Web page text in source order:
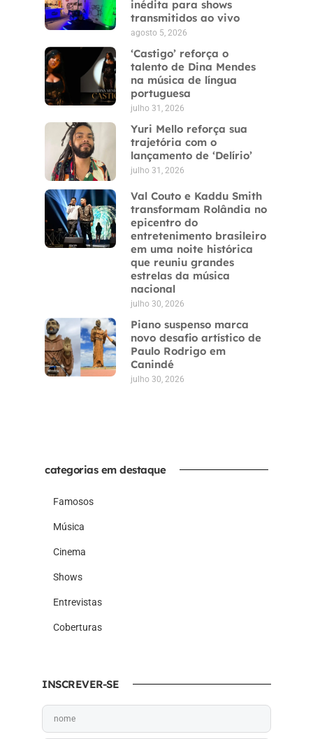
inédita para shows
transmitidos ao vivo
agosto 5, 2026
‘Castigo’ reforça o
talento de Dina Mendes
na música de língua
portuguesa
julho 31, 2026
Yuri Mello reforça sua
trajetória com o
lançamento de ‘Delírio’
julho 31, 2026
Val Couto e Kaddu Smith
transformam Rolândia no
epicentro do
entretenimento brasileiro
em uma noite histórica
que reuniu grandes
estrelas da música
nacional
julho 30, 2026
Piano suspenso marca
novo desafio artístico de
Paulo Rodrigo em
Canindé
julho 30, 2026
categorias em destaque
Famosos
Música
Cinema
Shows
Entrevistas
Coberturas
INSCREVER-SE